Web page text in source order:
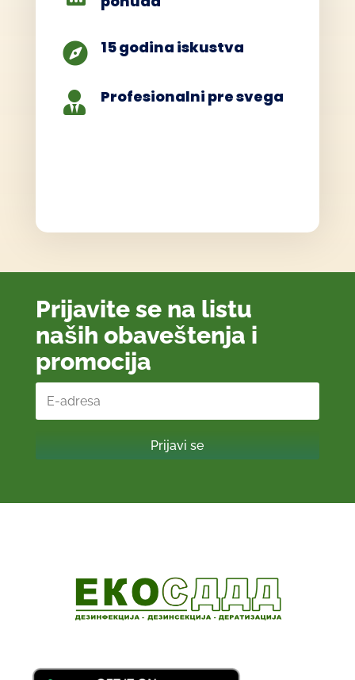
 15 godina iskustva
 Profesionalni pre svega
Prijavite se na listu
naših obaveštenja i
promocija
Prijavi se